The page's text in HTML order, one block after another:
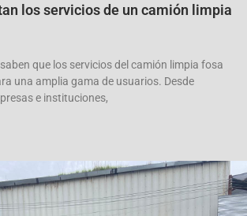
los servicios de un camión limpia
que los servicios del camión limpia fosa
una amplia gama de usuarios. Desde
e instituciones,